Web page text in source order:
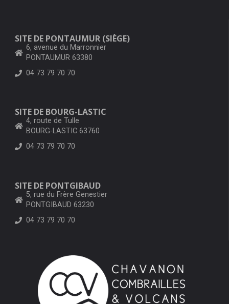
SITE DE PONTAUMUR (SIÈGE)
6, avenue du Marronnier
PONTAUMUR 63380
04 73 79 70 70
SITE DE BOURG-LASTIC
4, route de Tulle
BOURG-LASTIC 63760
04 73 79 70 70
SITE DE PONTGIBAUD
5, rue du Frère Genestier
PONTGIBAUD 63230
04 73 79 70 70